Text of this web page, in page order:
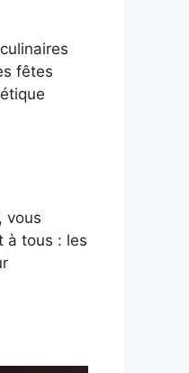
fêtes
vous
à tous : les